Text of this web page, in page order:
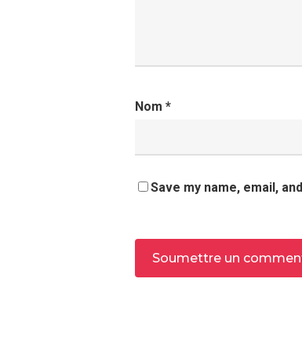
Nom *
Save my name, email,